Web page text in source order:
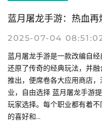
蓝月屠龙手游：热血
2025-07-04
蓝月屠龙手游是一款改编自
还原了传奇的经典玩法，并
推出，便席卷各大应用商店
业，自由选择 蓝月屠龙手游
玩家选择。每个职业都有着
的喜好和...